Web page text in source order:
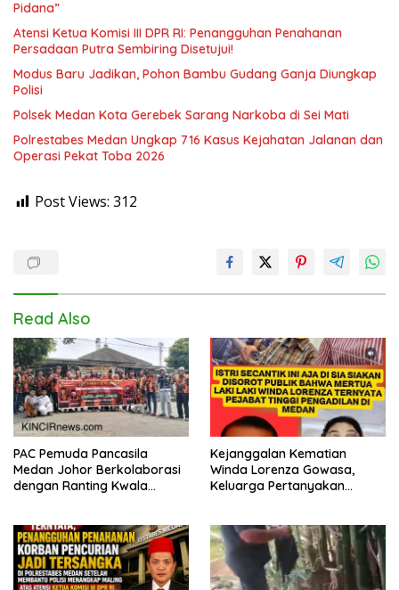
Pidana”
Atensi Ketua Komisi III DPR RI: Penangguhan Penahanan
Persadaan Putra Sembiring Disetujui!
Modus Baru Jadikan, Pohon Bambu Gudang Ganja Diungkap
Polisi
Polsek Medan Kota Gerebek Sarang Narkoba di Sei Mati
Polrestabes Medan Ungkap 716 Kasus Kejahatan Jalanan dan
Operasi Pekat Toba 2026
Post Views: 312
Read Also
PAC Pemuda Pancasila
Medan Johor Berkolaborasi
dengan Ranting Kwala
Jemaah dan Pengguna Jalan
Kejanggalan Kematian
Winda Lorenza Gowasa,
Keluarga Pertanyakan